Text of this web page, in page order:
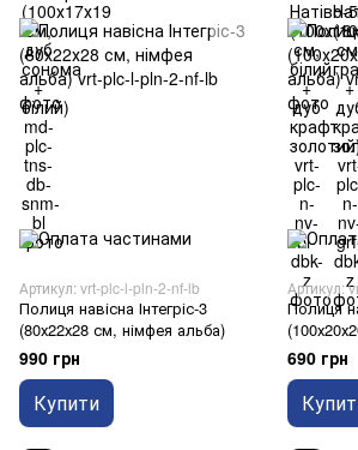
Артикул: vrt-plc-l-pln-2-nf-lb
Полиця навісна Інтегріс-3
(80х22х28 см, німфея альба)
990 грн
Купити
Артикул:
Полиця
690 грн